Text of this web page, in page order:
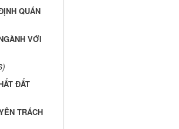
QUÁN
VỚI
ĐẤT
TRÁCH